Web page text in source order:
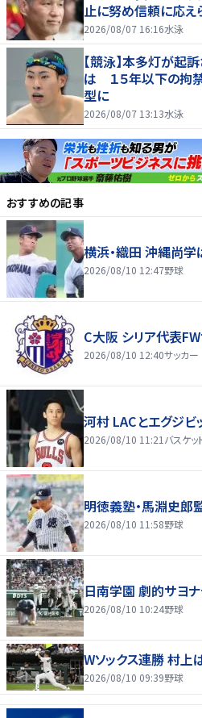
止に努め信頼に応え
2026/08/07 16:16水泳
【競泳】本多灯が起
は １５年以下の拘
型に
2026/08/07 13:13水泳
おすすめの記事
横浜・織田 沖縄尚
2026/08/10 12:47野球
C大阪 シリア代表
2026/08/10 12:40サッカー
河村 LACとエグジビ
2026/08/10 11:21 バスケッ
明徳義塾・馬淵史郎
2026/08/10 11:58野球
日南学園 劇的サヨ
2026/08/10 10:24野球
Wソックス連勝 村
2026/08/10 09:39野球